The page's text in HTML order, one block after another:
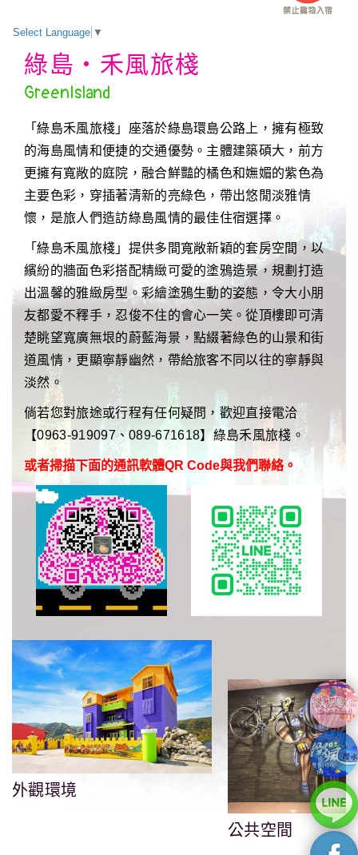
Select Language ▼
綠島‧禾風旅棧
GreenIsland
「綠島禾風旅棧」座落於綠島環島公路上，擁有極致
的海島風情和便捷的交通優勢。主體建築碩大，前方
更擁有寬敞的庭院，融合鮮豔的橘色和嫵媚的紫色為
主要色彩，穿插著清新的亮綠色，帶出悠閒淡雅情
懷，是旅人們造訪綠島風情的最佳住宿選擇。
「綠島禾風旅棧」提供多間寬敞新穎的套房空間，以
繽紛的牆面色彩搭配精緻可愛的塗鴉造景，規劃打造
出溫馨的雅緻房型。彩繪塗鴉生動的姿態，令大小朋
友都愛不釋手，忍俊不住的會心一笑。從頂樓即可清
楚眺望寬廣無垠的蔚藍海景，點綴著綠色的山景和街
道風情，更顯寧靜幽然，帶給旅客不同以往的寧靜與
淡然。
倘若您對旅途或行程有任何疑問，歡迎直接電洽
【0963-919097、089-671618】綠島禾風旅棧。
或者掃描下面的通訊軟體QR Code與我們聯絡。
外觀環境
公共空間